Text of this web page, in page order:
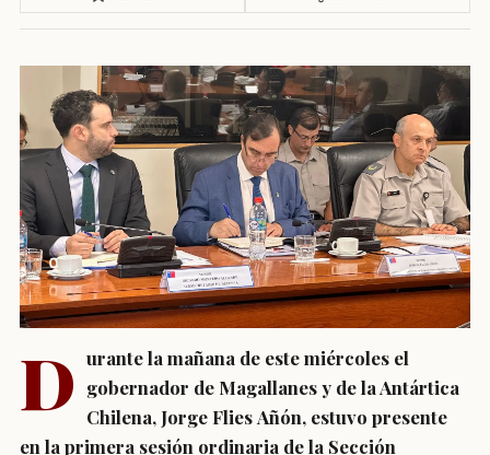
D urante la mañana de este miércoles el
gobernador de Magallanes y de la Antártica
Chilena, Jorge Flies Añón, estuvo presente
en la primera sesión ordinaria de la Sección